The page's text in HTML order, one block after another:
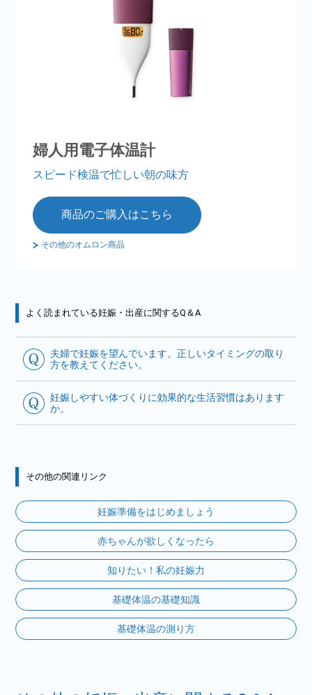
婦人用電子体温計
スピード検温で忙しい朝の味方
商品のご購入はこちら
その他のオムロン商品
よく読まれている妊娠・出産に関するQ＆A
夫婦で妊娠を望んでいます。正しいタイミングの取り
方を教えてください。
妊娠しやすい体づくりに効果的な生活習慣はあります
か。
その他の関連リンク
妊娠準備をはじめましょう
赤ちゃんが欲しくなったら
知りたい！私の妊娠力
基礎体温の基礎知識
基礎体温の測り方